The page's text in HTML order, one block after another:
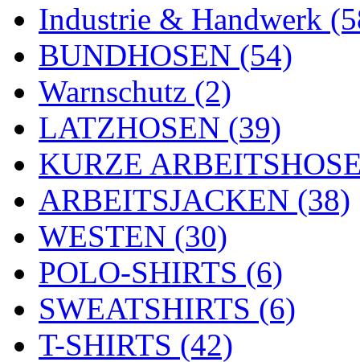
Industrie & Handwerk
BUNDHOSEN (54)
Warnschutz (2)
LATZHOSEN (39)
KURZE
ARBEITSJACKEN (38)
WESTEN (30)
POLO-SHIRTS (6)
SWEATSHIRTS (6)
T-SHIRTS (42)